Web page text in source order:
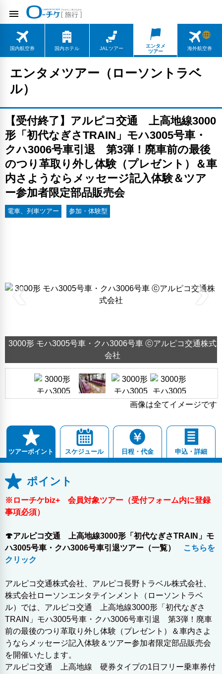
国内航空券 国内ホテル JALツアー
エンタメ
ツアー
海外航空券
エンタメツアー（ローソントラベ
ル）
【受付終了】アルピコ交通 上高地線3000
形「初代なぎさTRAIN」モハ3005号車・
クハ3006号車引退 第3弾！廃車前の最後
のつり革取り外し体験（プレゼント）＆車
内さようならメッセージ記入体験＆ツア
ー参加者限定部品販売会
電車、列車ツアー 参加・体験型
3000形 モハ3005号車・クハ3006号車 ⓒアルピコ交通株式
会社
画像は全てイメージです
ツアーポイント スケジュール 日程・代金 申込・詳細
ポイント
※ローチケbiz+ 会員対象ツアー（受付フォーム内に登録
事項必須）
🍄アルピコ交通 上高地線3000形「初代なぎさTRAIN」モ
ハ3005号車・クハ3006号車引退ツアー（一覧）
こちらを
クリック
アルピコ交通株式会社、アルピコ長野トラベル株式会社、
株式会社ローソンエンタテインメント（ローソントラベ
ル）では、アルピコ交通 上高地線3000形「初代なぎさ
TRAIN」モハ3005号車・クハ3006号車引退 第3弾！廃車
前の最後のつり革取り外し体験（プレゼント）＆車内さよ
うならメッセージ記入体験＆ツアー参加者限定部品販売会
を開催いたします。
アルピコ交通 上高地線 硬券タイプの1日フリー乗車券付